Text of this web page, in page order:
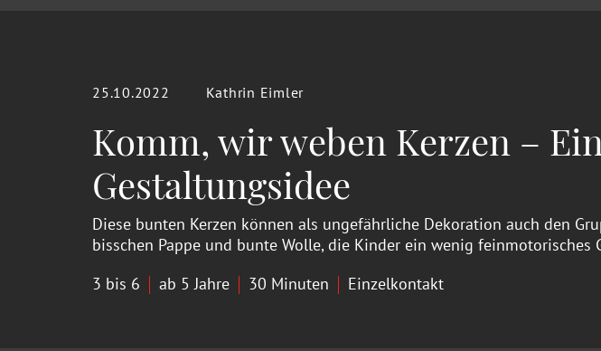
25.10.2022 Kathrin Eimler
Komm, wir weben Kerzen –
Gestaltungsidee
Diese bunten Kerzen können als ungefährliche Dekoration auch den
bisschen Pappe und bunte Wolle, die Kinder ein wenig feinmotorisches
3 bis 6
ab 5 Jahre 30 Minuten Einzelkontakt